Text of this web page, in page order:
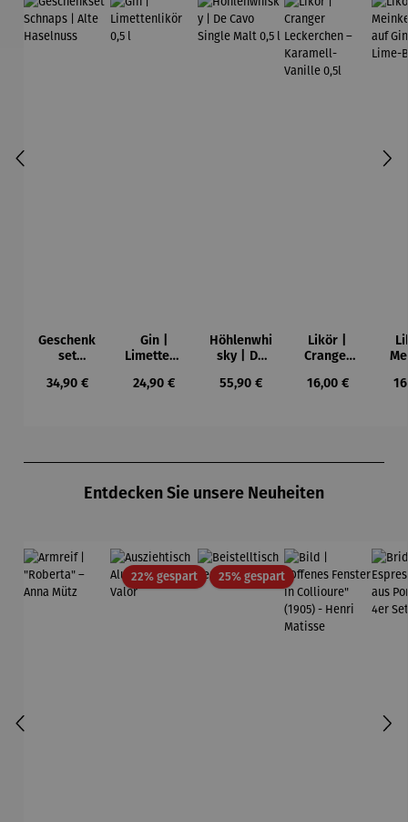
Geschenk
set
Alte
Regulärer Preis:
34,90 €
Gin |
Limettenli
Regulärer Preis:
24,90 €
Höhlenwhi
sky | De
Single
Regulärer Preis:
55,90 €
Likör |
Cranger
n –
Regulärer Preis:
16,00 €
Entdecken Sie unsere Neuheiten
22% gespartRabatt25% gespartRabatt